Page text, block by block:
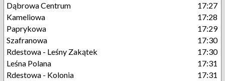
Dąbrowa Centrum
17:27
Kameliowa
17:28
Paprykowa
17:29
Szafranowa
17:30
Rdestowa - Leśny Zakątek
17:30
Leśna Polana
17:31
Rdestowa - Kolonia
17:31